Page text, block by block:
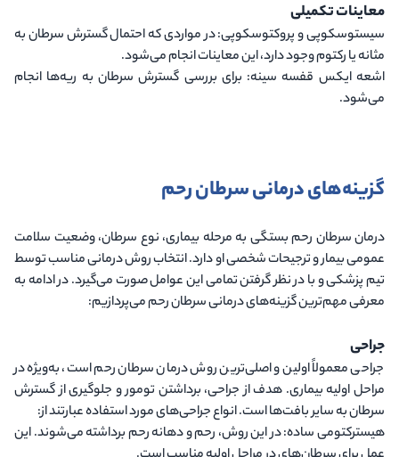
معاینات تکمیلی
سیستوسکوپی و پروکتوسکوپی: در مواردی که احتمال گسترش سرطان به
مثانه یا رکتوم وجود دارد، این معاینات انجام می‌شود.
اشعه ایکس قفسه سینه: برای بررسی گسترش سرطان به ریه‌ها انجام
می‌شود.
گزینه‌های درمانی سرطان رحم
درمان سرطان رحم بستگی به مرحله بیماری، نوع سرطان، وضعیت سلامت
عمومی بیمار و ترجیحات شخصی او دارد. انتخاب روش درمانی مناسب توسط
تیم پزشکی و با در نظر گرفتن تمامی این عوامل صورت می‌گیرد. در ادامه به
معرفی مهم‌ترین گزینه‌های درمانی سرطان رحم می‌پردازیم:
جراحی
جراحی معمولاً اولین و اصلی‌ترین روش درمان سرطان رحم است، به‌ویژه در
مراحل اولیه بیماری. هدف از جراحی، برداشتن تومور و جلوگیری از گسترش
سرطان به سایر بافت‌ها است. انواع جراحی‌های مورد استفاده عبارتند از:
هیسترکتومی ساده: در این روش، رحم و دهانه رحم برداشته می‌شوند. این